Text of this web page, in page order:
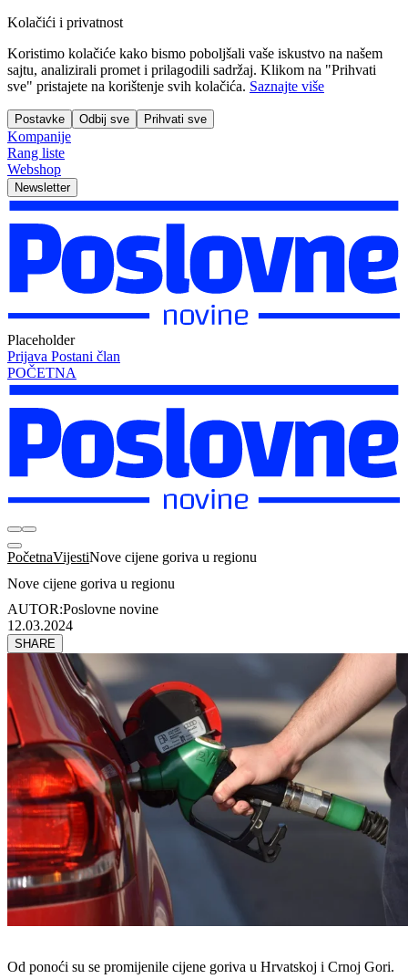
Kolačići i privatnost
Koristimo kolačiće kako bismo poboljšali vaše iskustvo na našem
sajtu, analizirali promet i prilagodili sadržaj. Klikom na "Prihvati
sve" pristajete na korištenje svih kolačića. Saznajte više
Postavke Odbij sve Prihvati sve
Kompanije
Rang liste
Webshop
Newsletter
Placeholder
Prijava Postani član
POČETNA
PočetnaVijestiNove cijene goriva u regionu
Nove cijene goriva u regionu
AUTOR:Poslovne novine
12.03.2024
SHARE
​Od ponoći su se promijenile cijene goriva u Hrvatskoj i Crnoj Gori.